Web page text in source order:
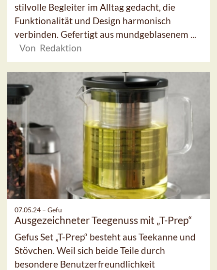
stilvolle Begleiter im Alltag gedacht, die
Funktionalität und Design harmonisch
verbinden. Gefertigt aus mundgeblasenem ...
Von Redaktion
07.05.24 – Gefu
Ausgezeichneter Teegenuss mit „T-Prep“
Gefus Set „T-Prep“ besteht aus Teekanne und
Stövchen. Weil sich beide Teile durch
besondere Benutzerfreundlichkeit